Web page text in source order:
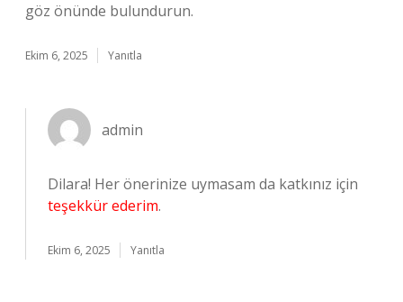
göz önünde bulundurun.
Ekim 6, 2025 Yanıtla
admin
Dilara! Her önerinize uymasam da katkınız için
teşekkür ederim.
Ekim 6, 2025 Yanıtla